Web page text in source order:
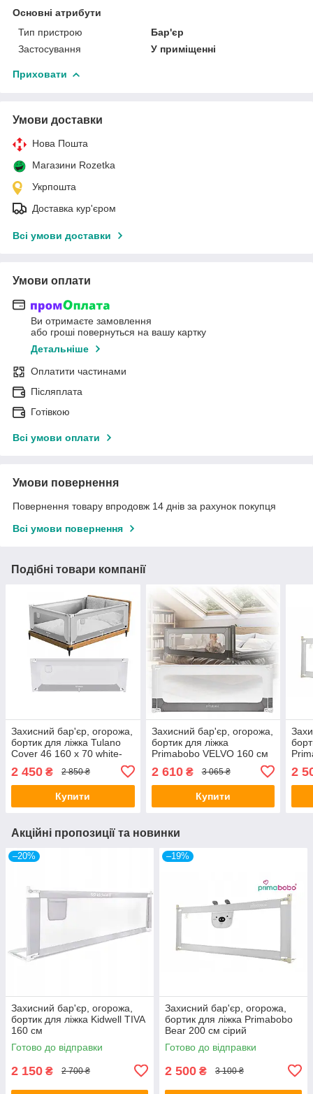
Основні атрибути
Тип пристрою
Бар'єр
Застосування
У приміщенні
Приховати
Умови доставки
Нова Пошта
Магазини Rozetka
Укрпошта
Доставка кур'єром
Всі умови доставки
Умови оплати
Ви отримаєте замовлення
або гроші повернуться на вашу картку
Детальніше
Оплатити частинами
Післяплата
Готівкою
Всі умови оплати
Умови повернення
Повернення товару впродовж 14 днів за рахунок покупця
Всі умови повернення
Подібні товари компанії
Захисний бар'єр, огорожа,
бортик для ліжка Tulano
Cover 46 160 x 70 white-
2 450 ₴ 2 850 ₴
Купити
Захисний бар'єр, огорожа,
бортик для ліжка
Primabobo VELVO 160 см
2 610₴ 3 065 ₴
Купити
2
Акційні пропозиції та новинки
–20%
Захисний бар'єр, огорожа,
бортик для ліжка Kidwell TIVA
160 см
Готово до відправки
2 150 ₴ 2 700 ₴
–19%
Захисний бар'єр, огорожа,
бортик для ліжка Primabobo
Bear 200 см сірий
Готово до відправки
2 500 ₴ 3 100 ₴